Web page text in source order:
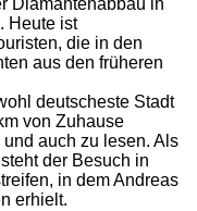
Diamantenabbau in
Heute ist
die in den
aus den früheren
deutscheste Stadt
von Zuhause
auch zu lesen. Als
der Besuch in
in dem Andreas
erhielt.